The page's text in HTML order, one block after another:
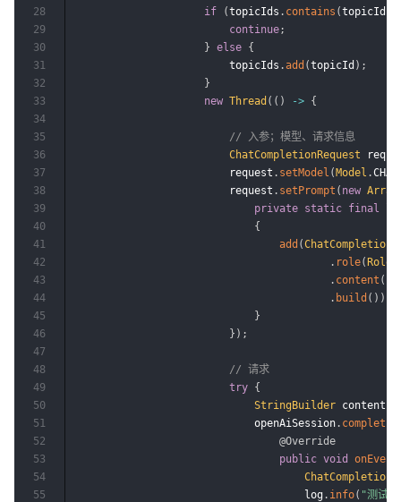
if (topicIds . contains (topicId
continue ;
} else {
                        topicIds
.add (topicId ) ;
}
new Thread ( ( ) -> {
// 入参；模型、请求信息
ChatCompletionRequest
                        request
. setModel (Model .
                        request
. setPrompt ( new
private static final
{
add (
. role(Role
. content (
. build ( ) )
}
} ) ;
// 请求
try {
StringBuilder content
                            openAiSession
.
@Override
public void onEvent
                                    log
. info( "测试
28
29
30
31
32
33
34
35
36
37
38
39
40
41
42
43
44
45
46
47
48
49
50
51
52
53
54
55